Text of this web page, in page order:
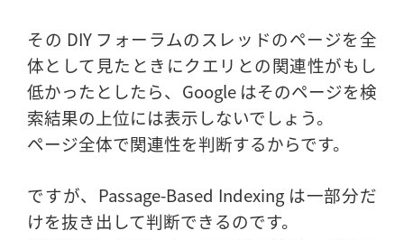
その DIY フォーラムのスレッドのページを全
体として見たときにクエリとの関連性がもし
低かったとしたら、Google はそのページを検
索結果の上位には表示しないでしょう。
ページ全体で関連性を判断するからです。
ですが、Passage-Based Indexing は一部分だ
けを抜き出して判断できるのです。